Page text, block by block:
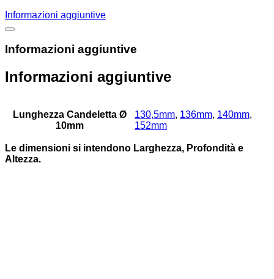
Informazioni aggiuntive
Informazioni aggiuntive
Informazioni aggiuntive
Lunghezza Candeletta Ø
10mm
130,5mm, 136mm, 140mm,
152mm
Le dimensioni si intendono Larghezza, Profondità e
Altezza.